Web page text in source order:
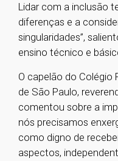
Lidar com a inclusão
diferenças e a
singularidades”,
ensino técnico e
O capelão do Colégio
de São Paulo,
comentou sobre a
nós precisamos
como digno de
aspectos,